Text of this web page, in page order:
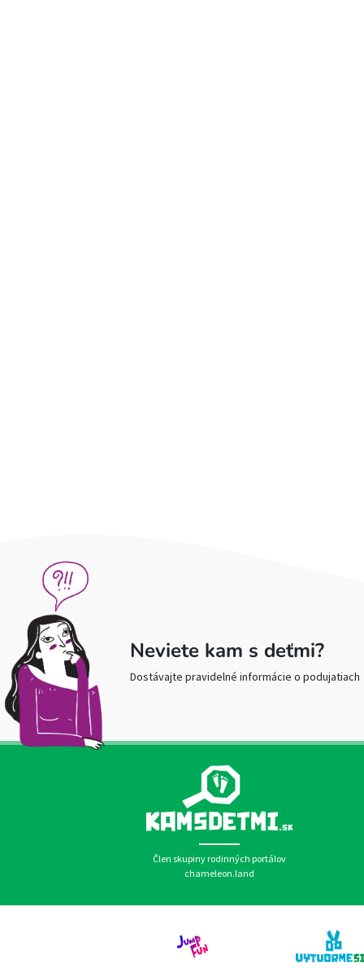
Neviete kam s deťmi?
Dostávajte pravidelné informácie o podujatiach
Člen skupiny rodinných portálov
chameleon.land